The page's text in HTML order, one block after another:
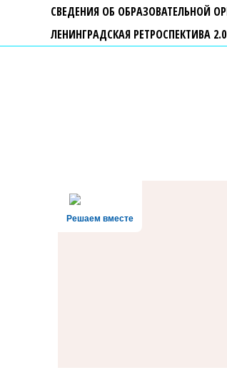
СВЕДЕНИЯ ОБ ОБРАЗОВАТЕЛЬНОЙ
ЛЕНИНГРАДСКАЯ РЕТРОСПЕКТИВА 2.0
Решаем вместе